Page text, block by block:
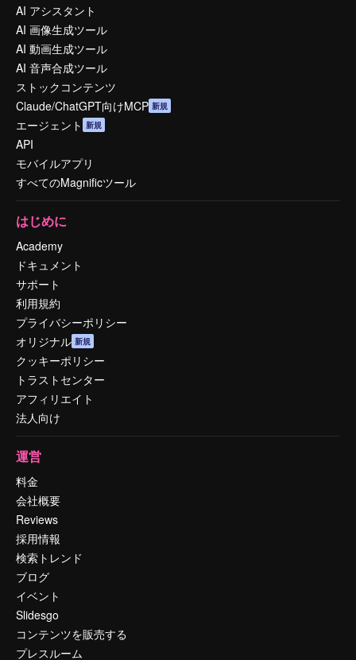
AI アシスタント
AI 画像生成ツール
AI 動画生成ツール
AI 音声合成ツール
ストックコンテンツ
Claude/ChatGPT向けMCP 新規
エージェント 新規
API
モバイルアプリ
すべてのMagnificツール
はじめに
Academy
ドキュメント
サポート
利用規約
プライバシーポリシー
オリジナル 新規
クッキーポリシー
トラストセンター
アフィリエイト
法人向け
運営
料金
会社概要
Reviews
採用情報
検索トレンド
ブログ
イベント
Slidesgo
コンテンツを販売する
プレスルーム